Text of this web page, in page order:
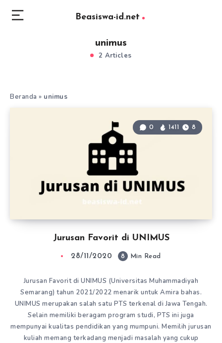
Beasiswa-id.net
unimus
2 Articles
Beranda » unimus
Jurusan Favorit di UNIMUS
0 1411 8
28/11/2020 8 Min Read
Jurusan Favorit di UNIMUS (Universitas Muhammadiyah
Semarang) tahun 2021/2022 menarik untuk Amira bahas.
UNIMUS merupakan salah satu PTS terkenal di Jawa Tengah.
Selain memiliki beragam program studi, PTS ini juga
mempunyai kualitas pendidikan yang mumpuni. Memilih jurusan
kuliah memang terkadang menjadi masalah yang cukup